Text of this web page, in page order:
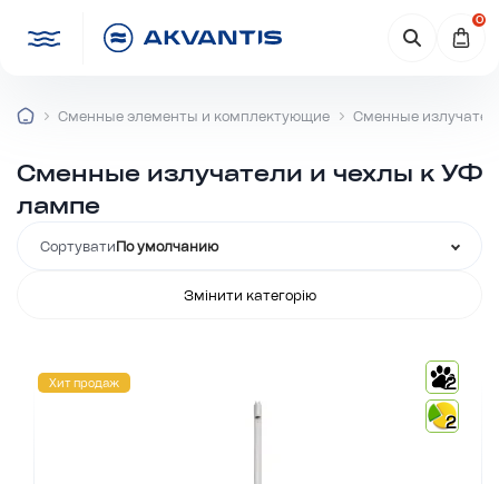
0
Сменные элементы и комплектующие Сменные
Сменные излучатели и чехлы к УФ
лампе
СортуватиПо умолчанию
Змінити категорію
Хит продаж
2
2